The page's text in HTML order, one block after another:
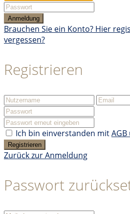
Anmeldung
Brauchen Sie ein Konto? Hier
vergessen?
Registrieren
Ich bin einverstanden mit
Registrieren
Zurück zur Anmeldung
Passwort